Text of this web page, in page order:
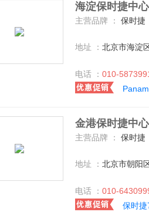
海淀保时捷中
主营品牌 ： 保时捷
地址 ： 北京市海淀
电话 ： 010-
金港保时捷中
主营品牌 ： 保时捷
地址 ： 北京市朝阳
电话 ： 010-
保时